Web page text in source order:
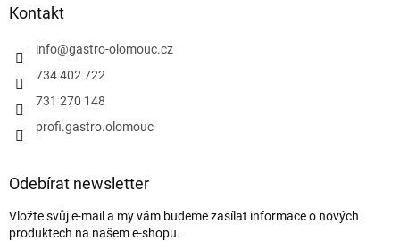
Kontakt
info@gastro-olomouc.cz
734 402 722
731 270 148
profi.gastro.olomouc
Odebírat newsletter
Vložte svůj e-mail a my vám budeme zasílat informace o nových
produktech na našem e-shopu.